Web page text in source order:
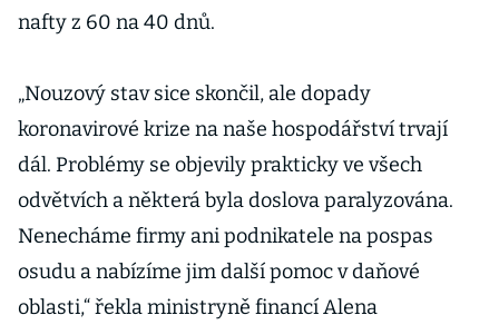
nafty z 60 na 40 dnů.
„Nouzový stav sice skončil, ale dopady
koronavirové krize na naše hospodářství trvají
dál. Problémy se objevily prakticky ve všech
odvětvích a některá byla doslova paralyzována.
Nenecháme firmy ani podnikatele na pospas
osudu a nabízíme jim další pomoc v daňové
oblasti,“ řekla ministryně financí Alena